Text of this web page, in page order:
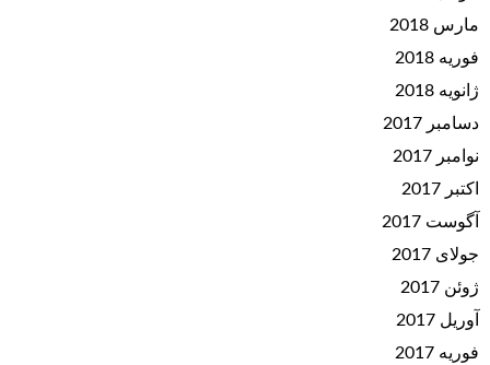
مارس 2018
فوریه 2018
ژانویه 2018
دسامبر 2017
نوامبر 2017
اکتبر 2017
آگوست 2017
جولای 2017
ژوئن 2017
آوریل 2017
فوریه 2017